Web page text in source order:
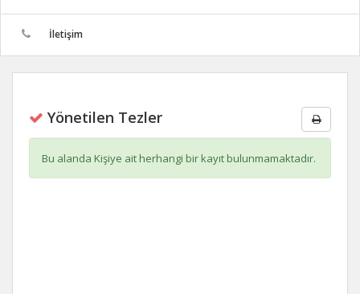
İletişim
Yönetilen Tezler
Bu alanda Kişiye ait herhangi bir kayıt bulunmamaktadır.